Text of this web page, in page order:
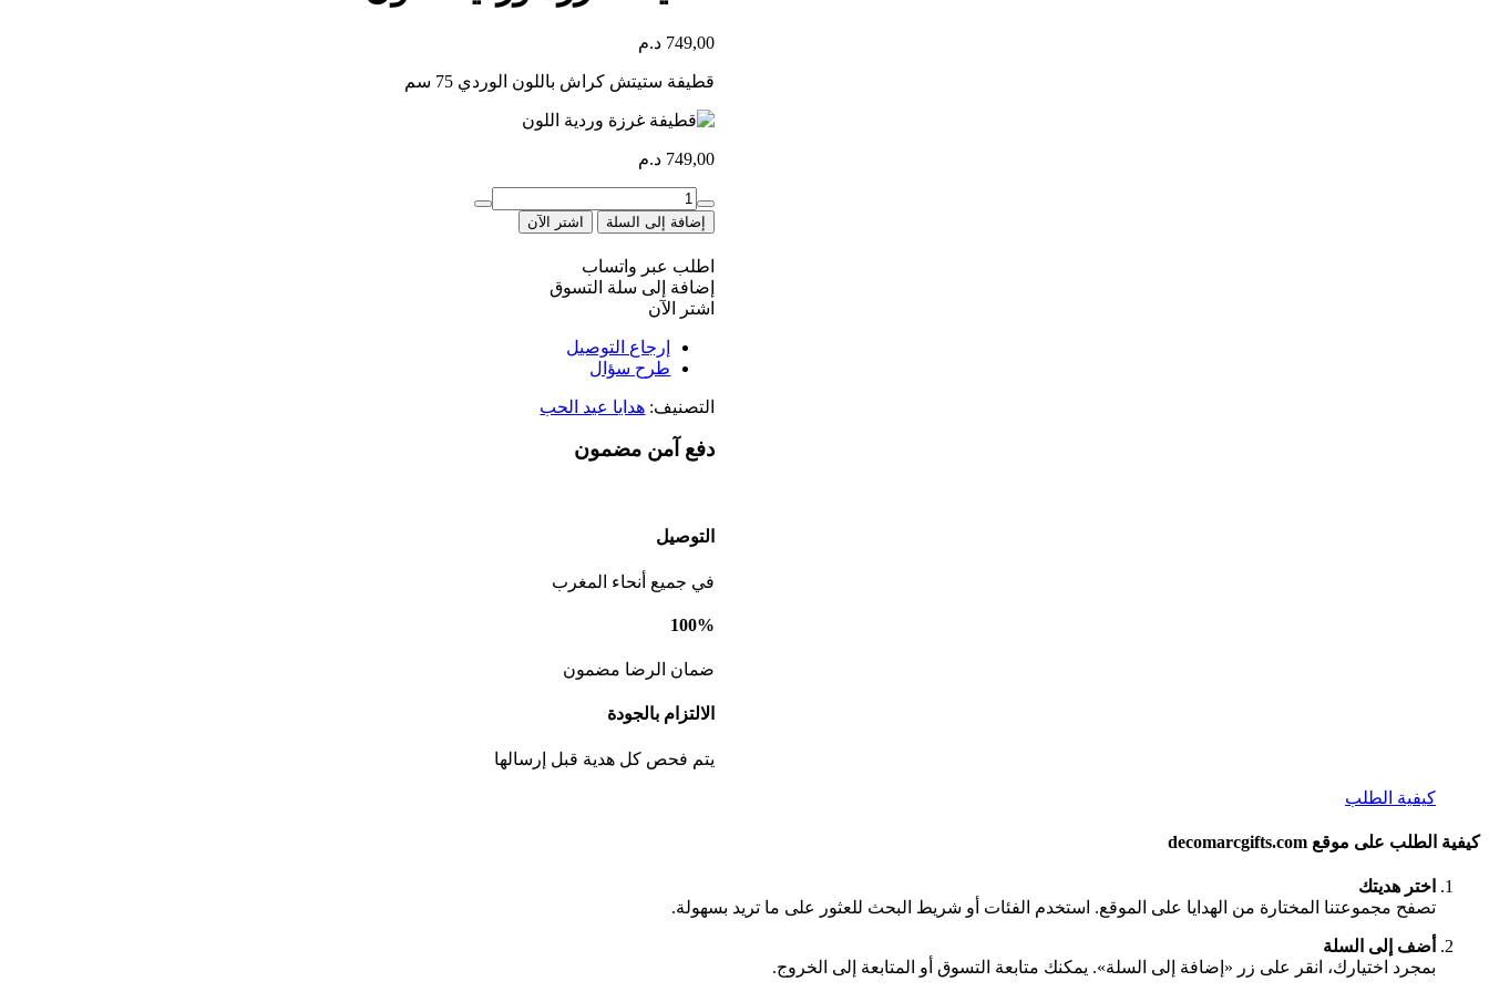
749,00 د.م
قطيفة ستيتش كراش باللون الوردي 75 سم
749,00 د.م
كمية
Peluche
stitch
rose
إضافة إلى السلة اشتر الآن
اطلب عبر واتساب
إضافة إلى سلة التسوق
اشتر الآن
إرجاع التوصيل
طرح سؤال
التصنيف: هدايا عيد الحب
دفع آمن مضمون
التوصيل
في جميع أنحاء المغرب
100%
ضمان الرضا مضمون
الالتزام بالجودة
يتم فحص كل هدية قبل إرسالها
كيفية الطلب
كيفية الطلب على موقع decomarcgifts.com
اختر هديتك
تصفح مجموعتنا المختارة من الهدايا على الموقع. استخدم الفئات أو شريط البحث للعثور على ما تريد بسهولة.
أضف إلى السلة
بمجرد اختيارك، انقر على زر «إضافة إلى السلة». يمكنك متابعة التسوق أو المتابعة إلى الخروج.